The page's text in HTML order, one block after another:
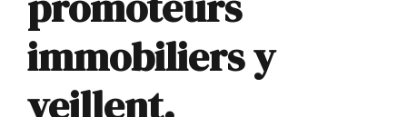
immobiliers y
veillent.